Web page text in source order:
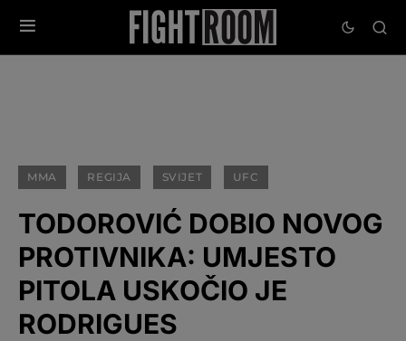
MMA REGIJA SVIJET UFC
TODOROVIĆ DOBIO NOVOG
PROTIVNIKA: UMJESTO
PITOLA USKOČIO JE
RODRIGUES